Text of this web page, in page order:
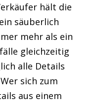
hält die
säuberlich
mehr als ein
gleichzeitig
alle Details
sich zum
aus einem